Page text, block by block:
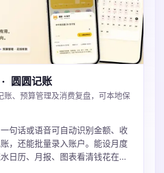
· 圆圆记账
账、预算管理及消费复盘，可本地保
句话或语音可自动识别金额、收
，还能批量录入账户。能设月度
日历、月报、图表看清钱花在